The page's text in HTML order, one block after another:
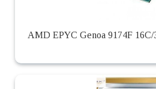
AMD EPYC Genoa 9174F